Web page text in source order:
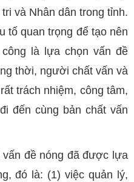
và Nhân dân trong tỉnh.
tố quan trọng để tạo nên
là lựa chọn vấn đề
thời, người chất vấn và
trách nhiệm, công tâm,
đến cùng bản chất vấn
đề nóng đã được lựa
đó là: (1) việc quản lý,